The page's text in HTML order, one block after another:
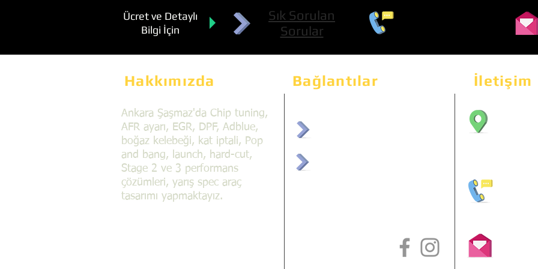
Ücret ve Detaylı
Bilgi İçin
Sık Sorulan
Sorular
Hakkımızda Bağlantılar İletişim
Ankara Şaşmaz'da Chip tuning,
AFR ayarı, EGR, DPF, Adblue,
boğaz kelebeği, kat iptali, Pop
and bang, launch, hard-cut,
Stage 2 ve 3 performans
çözümleri, yarış spec araç
tasarımı yapmaktayız.